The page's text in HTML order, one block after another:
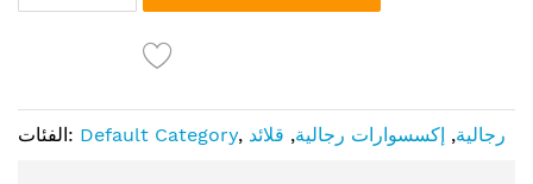
الفئات: Default Category, رجالية, إكسسوارات رجالية, قلائد